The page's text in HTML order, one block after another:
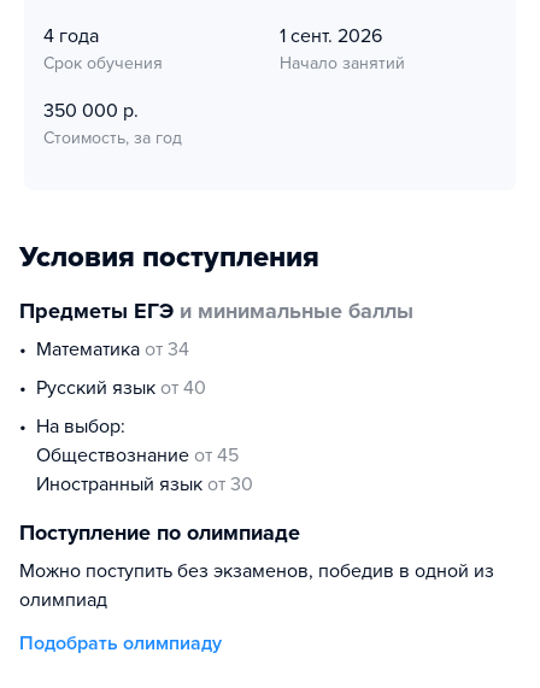
4 года
Срок обучения
1 сент. 2026
Начало занятий
350 000 р.
Стоимость, за год
Условия поступления
Предметы ЕГЭ и минимальные баллы
математика от 34
русский язык от 40
На выбор:
обществознание от 45
иностранный язык от 30
Поступление по олимпиаде
Можно поступить без экзаменов, победив в одной из
олимпиад
Подобрать олимпиаду